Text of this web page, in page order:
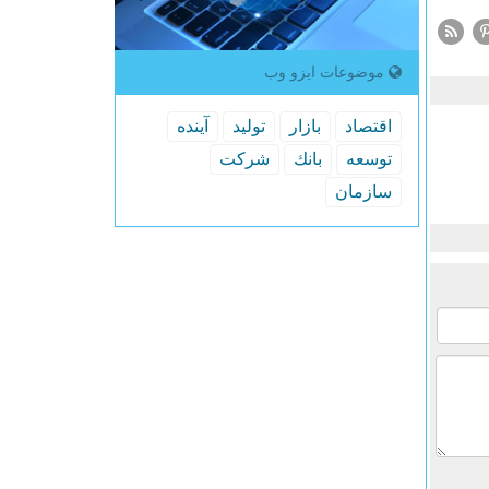
موضوعات ایزو وب
اقتصاد بازار تولید
آینده
توسعه
بانك
شركت
سازمان